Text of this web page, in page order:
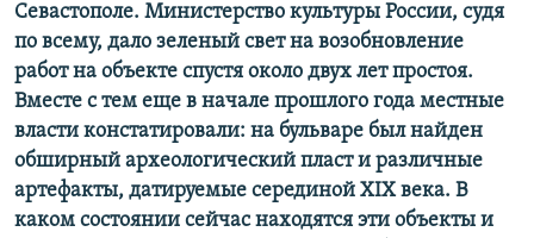
Севастополе. Министерство культуры России, судя
по всему, дало зеленый свет на возобновление
работ на объекте спустя около двух лет простоя.
Вместе с тем еще в начале прошлого года местные
власти констатировали: на бульваре был найден
обширный археологический пласт и различные
артефакты, датируемые серединой XIX века. В
каком состоянии сейчас находятся эти объекты и